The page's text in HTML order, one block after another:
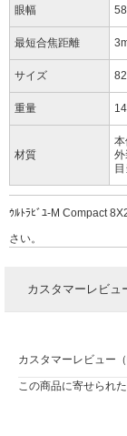
眼幅
最短合焦距離
サイズ
重量
材質
ｳﾙﾄﾗﾋﾞﾕ-M Compact
さい。
カスタマーレビュ
カスタマーレビュー（
この商品に寄せられ